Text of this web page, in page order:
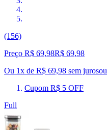
(156)
Preço R$ 69,98R$ 69,98
Ou 1x de R$ 69,98 sem jurosou
Cupom R$ 5 OFF
Full